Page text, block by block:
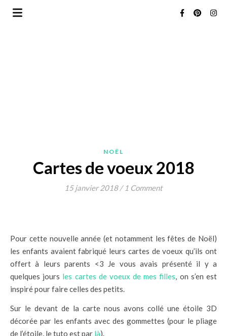
NOËL
Cartes de voeux 2018
15 janvier 2018 / 1 Comment
Pour cette nouvelle année (et notamment les fêtes de Noël)
les enfants avaient fabriqué leurs cartes de voeux qu’ils ont
offert à leurs parents <3 Je vous avais présenté il y a
quelques jours les cartes de voeux de mes filles, on s’en est
inspiré pour faire celles des petits.
Sur le devant de la carte nous avons collé une étoile 3D
décorée par les enfants avec des gommettes (pour le pliage
de l’étoile, le tuto est par là).